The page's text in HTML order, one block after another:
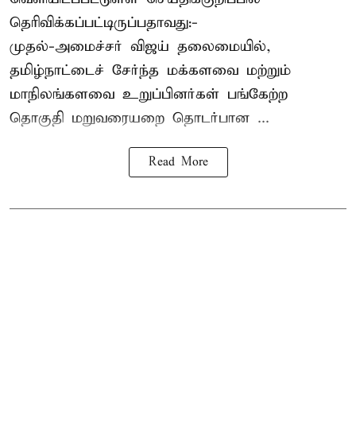
தெரிவிக்கப்பட்டிருப்பதாவது:-
முதல்-அமைச்சர் விஜய் தலைமையில்,
தமிழ்நாட்டைச் சேர்ந்த மக்களவை மற்றும்
மாநிலங்களவை உறுப்பினர்கள் பங்கேற்ற
தொகுதி மறுவரையறை தொடர்பான ...
Read More